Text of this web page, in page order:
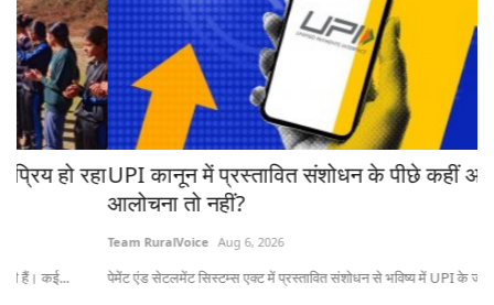
UPI कानून में प्रस्तावित संशोधन के पीछे कहीं अमेरिका की
आलोचना तो नहीं?
Team RuralVoice Aug 6, 2026
पेमेंट एंड सेटलमेंट सिस्टम्स एक्ट में प्रस्तावित संशोधन से भविष्य में UPI के जीरो...